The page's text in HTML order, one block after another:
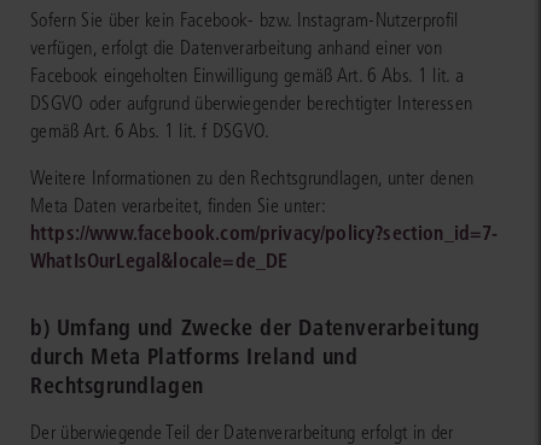
Sofern Sie über kein Facebook- bzw. Instagram-Nutzerprofil
verfügen, erfolgt die Datenverarbeitung anhand einer von
Facebook eingeholten Einwilligung gemäß Art. 6 Abs. 1 lit. a
DSGVO oder aufgrund überwiegender berechtigter Interessen
gemäß Art. 6 Abs. 1 lit. f DSGVO.
Weitere Informationen zu den Rechtsgrundlagen, unter denen
Meta Daten verarbeitet, finden Sie unter:
https://www.facebook.com/privacy/policy?section_id=7-
WhatIsOurLegal&locale=de_DE
b) Umfang und Zwecke der Datenverarbeitung
durch Meta Platforms Ireland und
Rechtsgrundlagen
Der überwiegende Teil der Datenverarbeitung erfolgt in der